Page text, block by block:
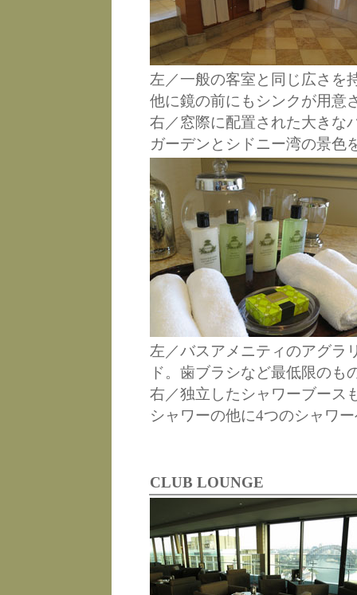
左／一般の客室と同じ広さを
他に鏡の前にもシンクが用意
右／窓際に配置された大きな
ガーデンとシドニー湾の景色
左／バスアメニティのアグラ
ド。歯ブラシなど最低限のも
右／独立したシャワーブース
シャワーの他に4つのシャワ
CLUB LOUNGE